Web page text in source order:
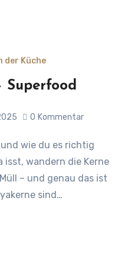
der Küche
Superfood
0 Kommentar
isst, wandern die Kerne
– und genau das ist
sind…